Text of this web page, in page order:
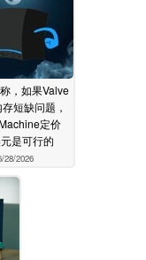
，如果Valve
短缺问题，
定价
是可行的
28/2026